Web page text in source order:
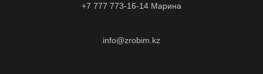
+7 777 773-16-14 Марина
info@zrobim.kz